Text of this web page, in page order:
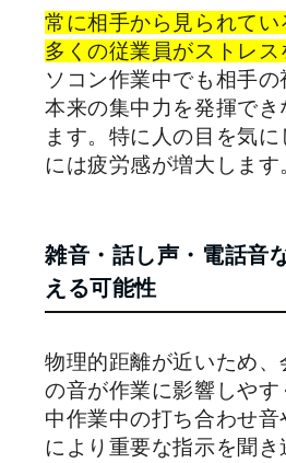
常に相手から見られてい
多くの従業員がストレス
ソコン作業中でも相手の
本来の集中力を発揮でき
ます。特に人の目を気
には疲労感が増大します
雑音・話し声・電話音
える可能性
物理的距離が近いため
の音が作業に影響しや
中作業中の打ち合わせ
により重要な指示を聞き